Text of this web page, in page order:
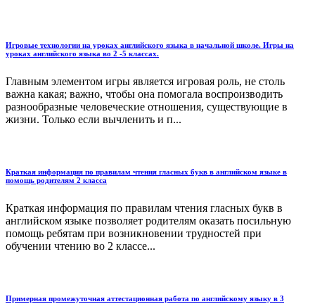
Игровые технологии на уроках английского языка в начальной школе. Игры на
уроках английского языка во 2 -5 классах.
Главным элементом игры является игровая роль, не столь
важна какая; важно, чтобы она помогала воспроизводить
разнообразные человеческие отношения, существующие в
жизни. Только если вычленить и п...
Краткая информация по правилам чтения гласных букв в английском языке в
помощь родителям 2 класса
Краткая информация по правилам чтения гласных букв в
английском языке позволяет родителям оказать посильную
помощь ребятам при возникновении трудностей при
обучении чтению во 2 классе...
Примерная промежуточная аттестационная работа по английскому языку в 3